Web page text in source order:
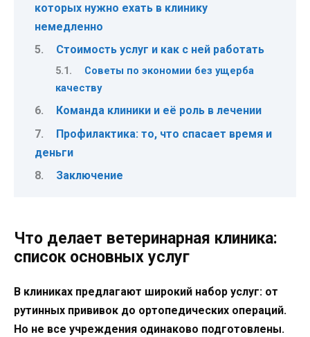
которых нужно ехать в клинику
немедленно
Стоимость услуг и как с ней работать
Советы по экономии без ущерба
качеству
Команда клиники и её роль в лечении
Профилактика: то, что спасает время и
деньги
Заключение
Что делает ветеринарная клиника:
список основных услуг
В клиниках предлагают широкий набор услуг: от
рутинных прививок до ортопедических операций.
Но не все учреждения одинаково подготовлены.